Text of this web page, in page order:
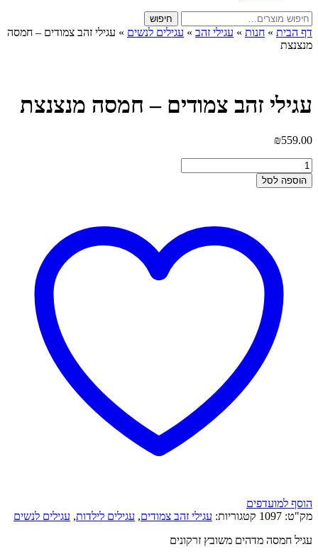
חיפוש
עבור:
חיפוש
דף הבית » חנות » עגילי זהב » עגילים לנשים » עגילי זהב צמודים – חמסה
מנצנצת
עגילי זהב צמודים – חמסה מנצנצת
₪559.00
כמות
של
עגילי
הוספה לסל
הוסף למועדפים
מק"ט: 1097 קטגוריות: עגילי זהב צמודים, עגילים לילדות, עגילים לנשים
עגיל חמסה מדהים משובץ זרקונים